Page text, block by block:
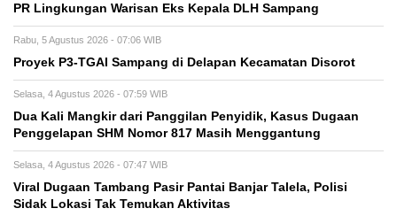
PR Lingkungan Warisan Eks Kepala DLH Sampang
Rabu, 5 Agustus 2026 - 07:06 WIB
Proyek P3-TGAI Sampang di Delapan Kecamatan Disorot
Selasa, 4 Agustus 2026 - 07:59 WIB
Dua Kali Mangkir dari Panggilan Penyidik, Kasus Dugaan
Penggelapan SHM Nomor 817 Masih Menggantung
Selasa, 4 Agustus 2026 - 07:47 WIB
Viral Dugaan Tambang Pasir Pantai Banjar Talela, Polisi
Sidak Lokasi Tak Temukan Aktivitas